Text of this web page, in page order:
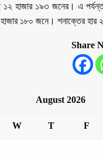
১২ হাজার ১৯৩ জনের। এ
হাজার ১৮০ জনে। শনাক্তের হার
Share
August 2026
W T F